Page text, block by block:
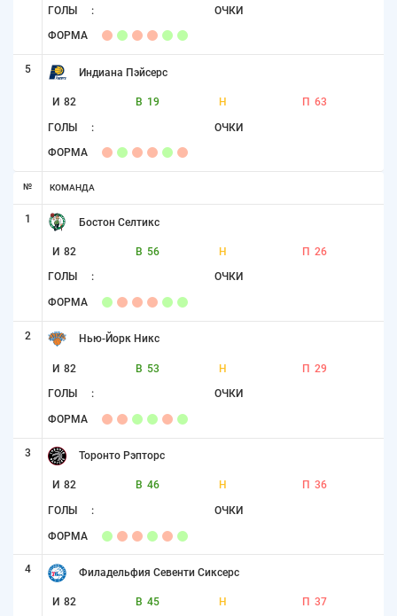
ГОЛЫ : ОЧКИ
ФОРМА
5 Индиана Пэйсерс
И 82 В 19 Н П 63
ГОЛЫ : ОЧКИ
ФОРМА
№ КОМАНДА
1 Бостон Селтикс
И 82 В 56 Н П 26
ГОЛЫ : ОЧКИ
ФОРМА
2 Нью-Йорк Никс
И 82 В 53 Н П 29
ГОЛЫ : ОЧКИ
ФОРМА
3 Торонто Рэпторс
И 82 В 46 Н П 36
ГОЛЫ : ОЧКИ
ФОРМА
4 Филадельфия Севенти Сиксерс
И 82 В 45 Н П 37